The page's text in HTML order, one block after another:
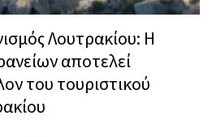
Λουτρακίου: Η
αποτελεί
του τουριστικού